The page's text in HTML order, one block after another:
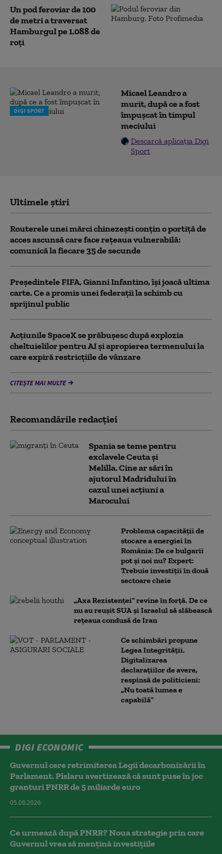
Un pod feroviar de 100
de metri a traversat
Hamburgul pe 1.088 de
roți
DIGI SPORT
Micael Leandro a
murit, după ce a fost
împușcat în timpul
meciului
Descarcă aplicația Digi
Sport
Ultimele știri
Routerele unei mărci chinezești conțin o portiță de
acces ascunsă care face rețeaua vulnerabilă:
comunică la fiecare 35 de secunde
Președintele FIFA, Gianni Infantino, îşi joacă ultima
carte. Ce a promis unei federații la schimb cu
sprijinul public
Acţiunile SpaceX se prăbuşesc după explozia
cheltuielilor pentru AI şi apropierea termenului la
care expiră restricţiile de vânzare
CITEȘTE MAI MULTE
Recomandările redacţiei
Spania se teme pentru
exclavele Ceuta și
Melilla. Cine ar sări în
ajutorul Madridului în
cazul unei acțiuni a
Marocului
Problema capacității de
stocare a energiei în
România: De ce bulgarii
pot și noi nu? Expert:
Trebuie investiții în două
sectoare cheie
„Axa Rezistenței” revine în forță. De ce
nu au reușit SUA și Israelul să slăbească
rețeaua condusă de Iran
Ce schimbări propune
Legea Integrității.
Digitalizarea
declarațiilor de avere,
respinsă de politicieni:
„Nu toată lumea e
capabilă”
DIGI ECONOMIC
Guvernul cere retrimiterea Legii decarbonizării în
Parlament. Pîslaru avertizează că sunt puse în joc
granturi PNRR de 5 miliarde euro
05.08.2026
Ce urmează după PNRR? Noua strategie prin care
Guvernul vrea să mențină investițiile